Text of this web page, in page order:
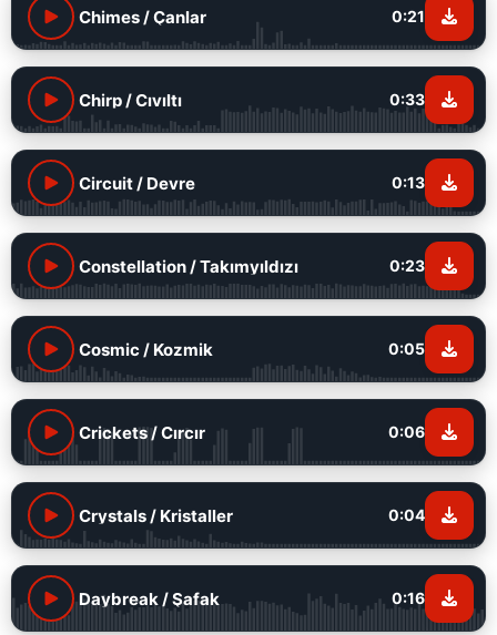
Chimes / Çanlar 0:21
Chirp / Cıvıltı 0:33
Circuit / Devre 0:13
Constellation / Takımyıldızı 0:23
Cosmic / Kozmik 0:05
Crickets / Cırcır 0:06
Crystals / Kristaller 0:04
Daybreak / Şafak 0:16